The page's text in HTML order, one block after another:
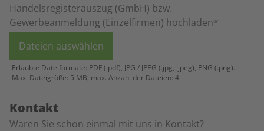
Handelsregisterauszug (GmbH) bzw.
Gewerbeanmeldung (Einzelfirmen) hochladen*
Dateien auswählen
Erlaubte Dateiformate: PDF (.pdf), JPG / JPEG (.jpg, .jpeg), PNG (.png).
Max. Dateigröße: 5 MB, max. Anzahl der Dateien: 4.
Kontakt
Waren Sie schon einmal mit uns in Kontakt?